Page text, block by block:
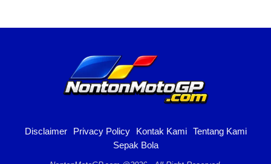
Disclaimer Privacy Policy Kontak Kami
Tentang Kami
Sepak Bola